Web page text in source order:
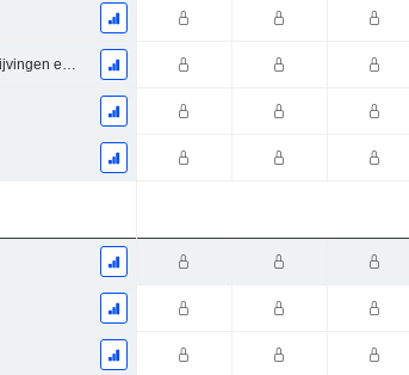
Bedrijfssegmenten - afschrijvingen en waardeverminderingen